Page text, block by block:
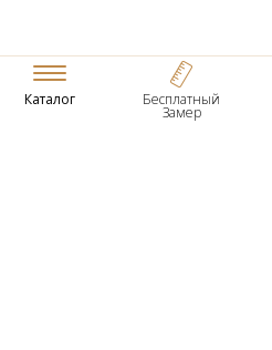
Каталог Бесплатный
Замер